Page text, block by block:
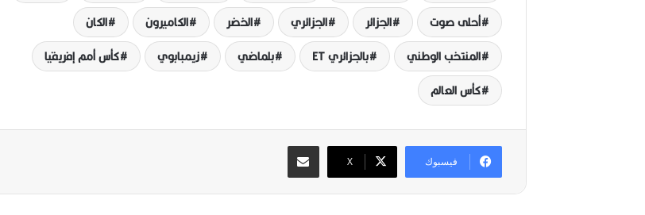
أحلى صوت
الجزائر الجزائري الخضر الكاميرون
الكان
المنتخب الوطني
بالجزائري ET بلماضي زيمبابوي
كأس أمم إفريقيا
كأس العالم
فيسبوك ‫X
مشاركة عبر البريد